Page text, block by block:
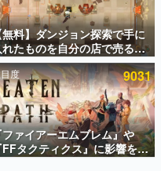
方々に製作時のエピソードをお
ゲーム）とは何か？を探ってい
い。『赫本』は、〈試験問題〉
集です。
市場を担う若きクリエイター達
と情熱を探っていきます。
無料】ダンジョン探索で手に
れたものを自分の店で売るゲ
ム『Moonlighter』がSteam
無料配布中！続編
Moonlighter 2』の9月2日正
リースを記念したキャンペ
度 9031
ァイアーエムブレム』や
FFタクティクス』に影響を受
新作戦略RPG『Beaten